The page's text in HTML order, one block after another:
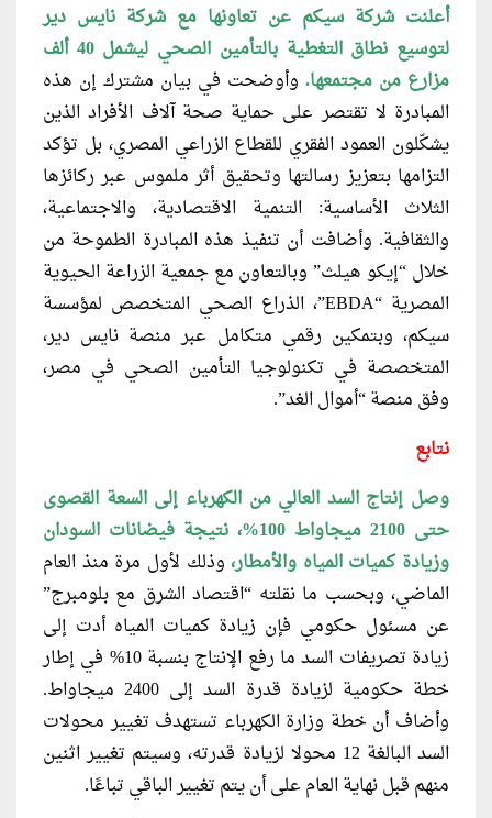
أعلنت شركة سيكم عن تعاونها مع شركة نايس دير
لتوسيع نطاق التغطية بالتأمين الصحي ليشمل 40 ألف
مزارع من مجتمعها. وأوضحت في بيان مشترك إن هذه
المبادرة لا تقتصر على حماية صحة آلاف الأفراد الذين
يشكّلون العمود الفقري للقطاع الزراعي المصري، بل تؤكد
التزامها بتعزيز رسالتها وتحقيق أثر ملموس عبر ركائزها
الثلاث الأساسية: التنمية الاقتصادية، والاجتماعية،
والثقافية. وأضافت أن تنفيذ هذه المبادرة الطموحة من
خلال “إيكو هيلث” وبالتعاون مع جمعية الزراعة الحيوية
المصرية “EBDA”، الذراع الصحي المتخصص لمؤسسة
سيكم، وبتمكين رقمي متكامل عبر منصة نايس دير،
المتخصصة في تكنولوجيا التأمين الصحي في مصر،
وفق منصة “أموال الغد”.
نتابع
وصل إنتاج السد العالي من الكهرباء إلى السعة القصوى
حتى 2100 ميجاواط 100%، نتيجة فيضانات السودان
وزيادة كميات المياه والأمطار،وذلك لأول مرة منذ العام
الماضي، وبحسب ما نقلته “اقتصاد الشرق مع بلومبرج”
عن مسئول حكومي فإن زيادة كميات المياه أدت إلى
زيادة تصريفات السد ما رفع الإنتاج بنسبة 10% في إطار
خطة حكومية لزيادة قدرة السد إلى 2400 ميجاواط.
وأضاف أن خطة وزارة الكهرباء تستهدف تغيير محولات
السد البالغة 12 محولا لزيادة قدرته، وسيتم تغيير اثنين
منهم قبل نهاية العام على أن يتم تغيير الباقي تباعًا.